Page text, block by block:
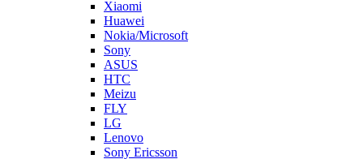
HTC
Meizu
FLY
LG
Lenovo
Sony Ericsson
Alcatel
ZTE
Explay
Motorola
Oppo